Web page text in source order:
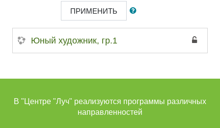
ПРИМЕНИТЬ
Юный художник, гр.1
В "Центре "Луч" реализуются программы различных
направленностей